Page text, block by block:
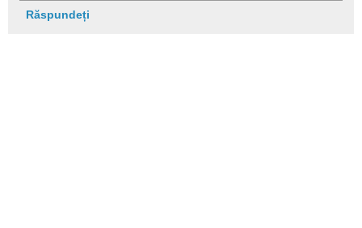
Răspundeți